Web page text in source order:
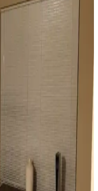
ve yerleşim planlaması ile
Fonksiyonel